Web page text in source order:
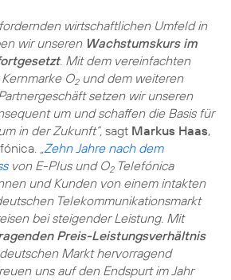
wirtschaftlichen Umfeld in
wir unseren Wachstumskurs im
. Mit dem vereinfachten
O2und dem weiteren
setzen wir unseren
um und schaffen die Basis für
in der Zukunft“, sagt Markus Haas,
„Zehn Jahre nach dem
von E-Plus und O2Telefónica
und Kunden von einem intakten
Telekommunikationsmarkt
bei steigender Leistung. Mit
Preis-Leistungsverhältnis
Markt hervorragend
uns auf den Endspurt im Jahr